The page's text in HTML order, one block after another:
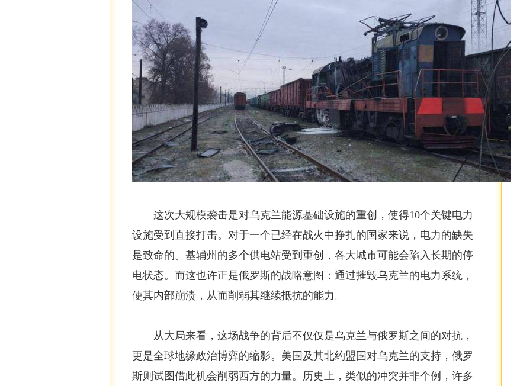
这次大规模袭击是对乌克兰能源基础设施的重创，使得10个关键电力
设施受到直接打击。对于一个已经在战火中挣扎的国家来说，电力的缺失
是致命的。基辅州的多个供电站受到重创，各大城市可能会陷入长期的停
电状态。而这也许正是俄罗斯的战略意图：通过摧毁乌克兰的电力系统，
使其内部崩溃，从而削弱其继续抵抗的能力。
从大局来看，这场战争的背后不仅仅是乌克兰与俄罗斯之间的对抗，
更是全球地缘政治博弈的缩影。美国及其北约盟国对乌克兰的支持，俄罗
斯则试图借此机会削弱西方的力量。历史上，类似的冲突并非个例，许多